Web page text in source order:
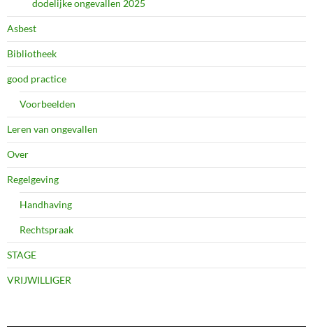
dodelijke ongevallen 2025
Asbest
Bibliotheek
good practice
Voorbeelden
Leren van ongevallen
Over
Regelgeving
Handhaving
Rechtspraak
STAGE
VRIJWILLIGER